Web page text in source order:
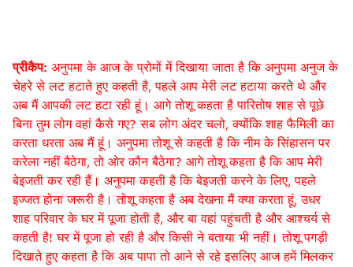
प्रीकैप: अनुपमा के आज के प्रोमों में दिखाया जाता है कि अनुपमा अनुज के
चेहरे से लट हटाते हुए कहती है, पहले आप मेरी लट हटाया करते थे और
अब मैं आपकी लट हटा रही हूं। आगे तोशू कहता है पारितोष शाह से पूछे
बिना तुम लोग वहां कैसे गए? सब लोग अंदर चलो, क्योंकि शाह फैमिली का
करता धरता अब मैं हूं। अनुपमा तोशू से कहती है कि नीम के सिंहासन पर
करेला नहीं बैठेगा, तो ओर कौन बैठेगा? आगे तोशू कहता है कि आप मेरी
बेइजती कर रही हैं। अनुपमा कहती है कि बेइजती करने के लिए, पहले
इज्जत होना जरूरी है। तोशू कहता है अब देखना मैं क्या करता हूं, उधर
शाह परिवार के घर में पूजा होती है, और बा वहां पहुंचती है और आश्चर्य से
कहती है! घर में पूजा हो रही है और किसी ने बताया भी नहीं। तोशू पगड़ी
दिखाते हुए कहता है कि अब पापा तो आने से रहे इसलिए आज हमें मिलकर